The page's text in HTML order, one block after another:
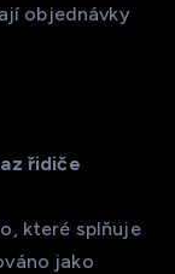
objednávky
řidiče
které splňuje
jako